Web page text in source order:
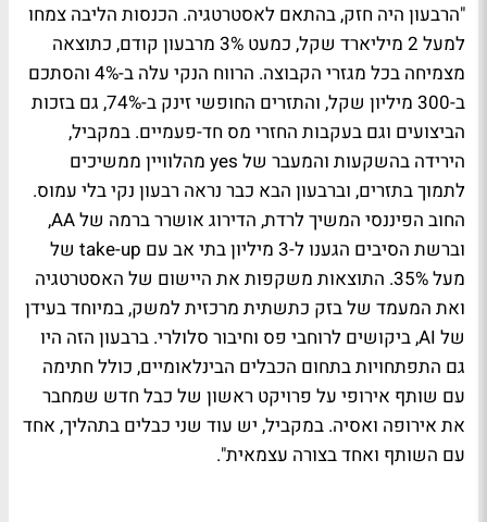
"הרבעון היה חזק, בהתאם לאסטרטגיה. הכנסות הליבה צמחו
למעל 2 מיליארד שקל, כמעט 3% מרבעון קודם, כתוצאה
מצמיחה בכל מגזרי הקבוצה. הרווח הנקי עלה ב-4% והסתכם
ב-300 מיליון שקל, והתזרים החופשי זינק ב-74%, גם בזכות
הביצועים וגם בעקבות החזרי מס חד-פעמיים. במקביל,
הירידה בהשקעות והמעבר של yes מהלוויין ממשיכים
לתמוך בתזרים, וברבעון הבא כבר נראה רבעון נקי בלי עמוס.
החוב הפיננסי המשיך לרדת, הדירוג אושרר ברמה של AA,
וברשת הסיבים הגענו ל-3 מיליון בתי אב עם take-up של
מעל 35%. התוצאות משקפות את היישום של האסטרטגיה
ואת המעמד של בזק כתשתית מרכזית למשק, במיוחד בעידן
של AI, ביקושים לרוחבי פס וחיבור סלולרי. ברבעון הזה היו
גם התפתחויות בתחום הכבלים הבינלאומיים, כולל חתימה
עם שותף אירופי על פרויקט ראשון של כבל חדש שמחבר
את אירופה ואסיה. במקביל, יש עוד שני כבלים בתהליך, אחד
עם השותף ואחד בצורה עצמאית".